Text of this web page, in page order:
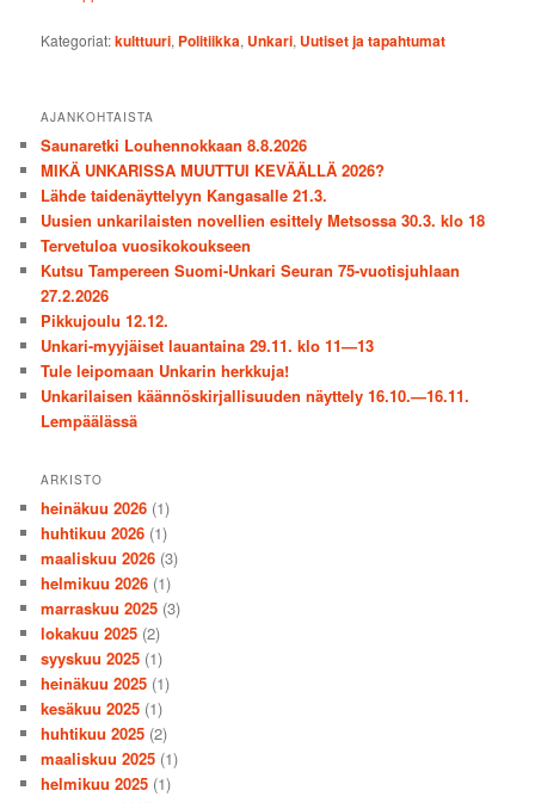
Kategoriat:kulttuuri, Politiikka, Unkari, Uutiset ja tapahtumat
AJANKOHTAISTA
Saunaretki Louhennokkaan 8.8.2026
MIKÄ UNKARISSA MUUTTUI KEVÄÄLLÄ 2026?
Lähde taidenäyttelyyn Kangasalle 21.3.
Uusien unkarilaisten novellien esittely Metsossa 30.3. klo 18
Tervetuloa vuosikokoukseen
Kutsu Tampereen Suomi-Unkari Seuran 75-vuotisjuhlaan
27.2.2026
Pikkujoulu 12.12.
Unkari-myyjäiset lauantaina 29.11. klo 11—13
Tule leipomaan Unkarin herkkuja!
Unkarilaisen käännöskirjallisuuden näyttely 16.10.—16.11.
Lempäälässä
ARKISTO
heinäkuu 2026 (1)
huhtikuu 2026 (1)
maaliskuu 2026 (3)
helmikuu 2026 (1)
marraskuu 2025 (3)
lokakuu 2025 (2)
syyskuu 2025 (1)
heinäkuu 2025 (1)
kesäkuu 2025 (1)
huhtikuu 2025 (2)
maaliskuu 2025 (1)
helmikuu 2025 (1)